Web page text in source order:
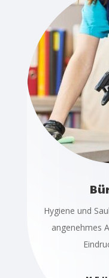
Hygiene und
angenehmes